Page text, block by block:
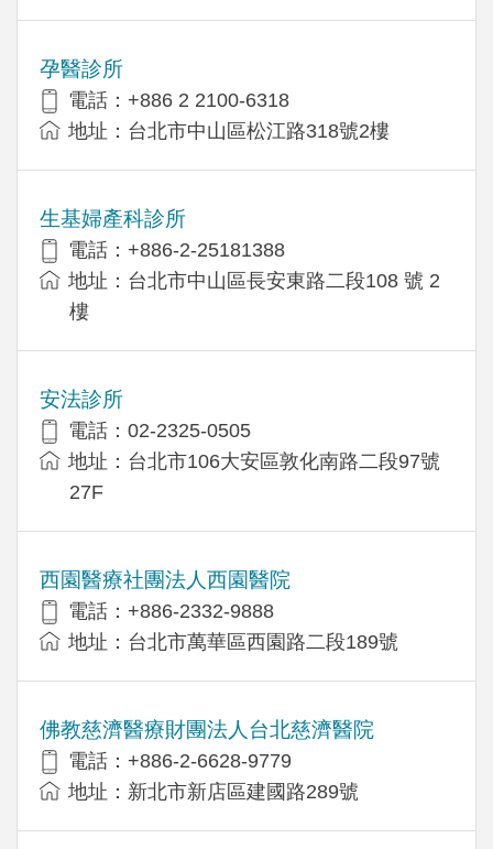
孕醫診所
電話：+886 2 2100-6318
地址：台北市中山區松江路318號2樓
生基婦產科診所
電話：+886-2-25181388
地址：台北市中山區長安東路二段108 號 2
樓
安法診所
電話：02-2325-0505
地址：台北市106大安區敦化南路二段97號
27F
西園醫療社團法人西園醫院
電話：+886-2332-9888
地址：台北市萬華區西園路二段189號
佛教慈濟醫療財團法人台北慈濟醫院
電話：+886-2-6628-9779
地址：新北市新店區建國路289號